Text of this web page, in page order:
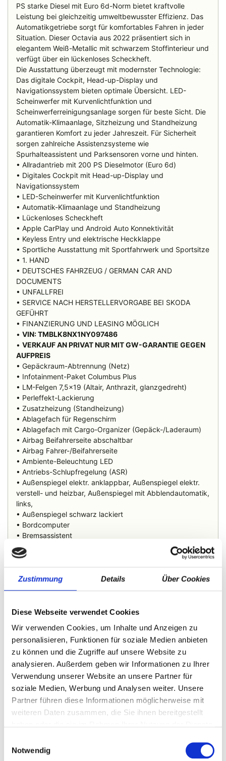
Zustimmung Details Über Cookies
Diese Webseite verwendet Cookies
Wir verwenden Cookies, um Inhalte und Anzeigen zu
personalisieren, Funktionen für soziale Medien anbieten
zu können und die Zugriffe auf unsere Website zu
analysieren. Außerdem geben wir Informationen zu Ihrer
Verwendung unserer Website an unsere Partner für
soziale Medien, Werbung und Analysen weiter. Unsere
Partner führen diese Informationen möglicherweise mit
weiteren Daten zusammen, die Sie ihnen bereitgestellt
Notwendig
PS starke Diesel mit Euro 6d-Norm bietet kraftvolle
Leistung bei gleichzeitig umweltbewusster Effizienz. Das
Automatikgetriebe sorgt für komfortables Fahren in jeder
Situation. Dieser Octavia aus 2022 präsentiert sich in
elegantem Weiß-Metallic mit schwarzem Stoffinterieur und
verfügt über ein lückenloses Scheckheft.
Die Ausstattung überzeugt mit modernster Technologie:
Das digitale Cockpit, Head-up-Display und
Navigationssystem bieten optimale Übersicht. LED-
Scheinwerfer mit Kurvenlichtfunktion und
Scheinwerferreinigungsanlage sorgen für beste Sicht. Die
Automatik-Klimaanlage, Sitzheizung und Standheizung
garantieren Komfort zu jeder Jahreszeit. Für Sicherheit
sorgen zahlreiche Assistenzsysteme wie
Spurhalteassistent und Parksensoren vorne und hinten.
• Allradantrieb mit 200 PS Dieselmotor (Euro 6d)
• Digitales Cockpit mit Head-up-Display und
Navigationssystem
• LED-Scheinwerfer mit Kurvenlichtfunktion
• Automatik-Klimaanlage und Standheizung
• Lückenloses Scheckheft
• Apple CarPlay und Android Auto Konnektivität
• Keyless Entry und elektrische Heckklappe
• Sportliche Ausstattung mit Sportfahrwerk und Sportsitze
• 1. HAND
• DEUTSCHES FAHRZEUG / GERMAN CAR AND
DOCUMENTS
• UNFALLFREI
• SERVICE NACH HERSTELLERVORGABE BEI SKODA
GEFÜHRT
• FINANZIERUNG UND LEASING MÖGLICH
• VIN: TMBLK8NX1NY097486
• VERKAUF AN PRIVAT NUR MIT GW-GARANTIE GEGEN
AUFPREIS
• Gepäckraum-Abtrennung (Netz)
• Infotainment-Paket Columbus Plus
• LM-Felgen 7,5x19 (Altair, Anthrazit, glanzgedreht)
• Perleffekt-Lackierung
• Zusatzheizung (Standheizung)
• Ablagefach für Regenschirm
• Ablagefach mit Cargo-Organizer (Gepäck-/Laderaum)
• Airbag Beifahrerseite abschaltbar
• Airbag Fahrer-/Beifahrerseite
• Ambiente-Beleuchtung LED
• Antriebs-Schlupfregelung (ASR)
• Außenspiegel elektr. anklappbar, Außenspiegel elektr.
verstell- und heizbar, Außenspiegel mit Abblendautomatik,
links,
• Außenspiegel schwarz lackiert
• Bordcomputer
• Bremsassistent
• Dachhimmel schwarz
• Dachreling schwarz, hochglänzend
• Differentialsperre (Vorderachse),
• Edelstahlpedale Sportdesign
• Einparkhilfe vorn und hinten
• Elektron. Querdifferentialsperre (XDS)
Ausweichunterstützung
• Fahrassistenz-System: Auffahrwarnsystem mit City-
Notbremsfunktion (Frontradar-Assistent)
• Fahrassistenz-System: Berganfahr-Assistent (Hill-Holder)
• Fahrassistenz-System: Fahrprofilauswahl
• Fahrassistenz-System: Multikollisionsbremse (Multi
Collision Brake)
• Fahrassistenz-System: Spurhalteassistent (Lane Assist)
• Fensterheber elektrisch vorn + hinten
• Geschwindigkeits-Regelanlage (Tempomat) inkl.
Geschwindigkeits-Begrenzeranlage